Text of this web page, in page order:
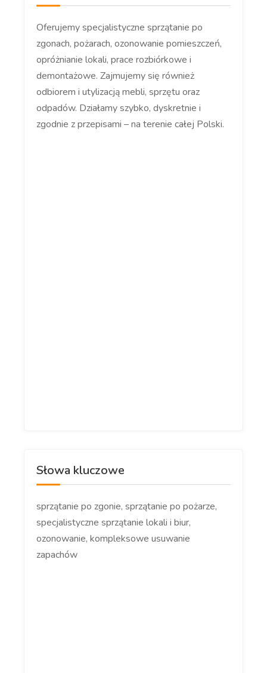
Oferujemy specjalistyczne sprzątanie po
zgonach, pożarach, ozonowanie pomieszczeń,
opróżnianie lokali, prace rozbiórkowe i
demontażowe. Zajmujemy się również
odbiorem i utylizacją mebli, sprzętu oraz
odpadów. Działamy szybko, dyskretnie i
zgodnie z przepisami – na terenie całej Polski.
Słowa kluczowe
sprzątanie po zgonie, sprzątanie po pożarze,
specjalistyczne sprzątanie lokali i biur,
ozonowanie, kompleksowe usuwanie
zapachów